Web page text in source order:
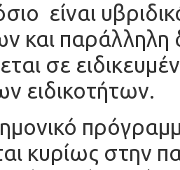
είναι
και παράλληλη
σε
ειδικοτήτων.
κυρίως στην